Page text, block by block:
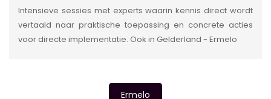
Intensieve sessies met experts waarin kennis direct wordt
vertaald naar praktische toepassing en concrete acties
voor directe implementatie. Ook in Gelderland - Ermelo
Ermelo